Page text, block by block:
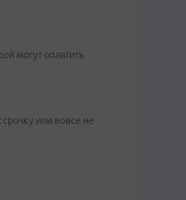
могут оплатить
или вовсе не